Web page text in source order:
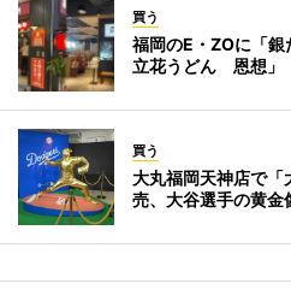
買う
福岡のE・ZOに「
立花うどん 恩想」
買う
大丸福岡天神店で
売、大谷選手の黄金